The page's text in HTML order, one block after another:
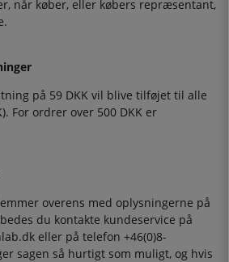
når køber, eller købers repræsentant,
på 59 DKK vil blive tilføjet til alle
For ordrer over 500 DKK er
overens med oplysningerne på
du kontakte kundeservice på
eller på telefon +46(0)8-
sagen så hurtigt som muligt, og hvis